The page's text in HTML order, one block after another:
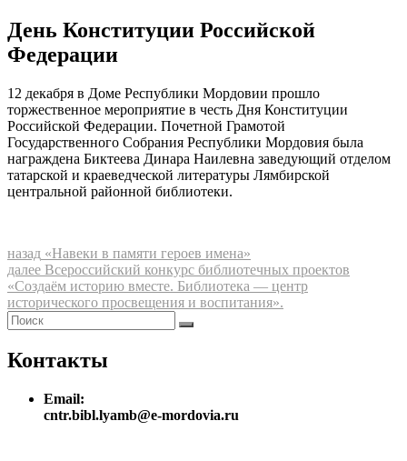
День Конституции Российской
Федерации
12 декабря в Доме Республики Мордовии прошло
торжественное мероприятие в честь Дня Конституции
Российской Федерации. Почетной Грамотой
Государственного Собрания Республики Мордовия была
награждена Биктеева Динара Наилевна заведующий отделом
татарской и краеведческой литературы Лямбирской
центральной районной библиотеки.
Навигация
по
записям
назад Предыдущая
запись:
«Навеки в памяти героев имена»
далее Следующая
запись:
Всероссийский конкурс библиотечных проектов
«Создаём историю вместе. Библиотека — центр
исторического просвещения и воспитания».
Найти:
Поиск
Контакты
Email:
cntr.bibl.lyamb@e-mordovia.ru